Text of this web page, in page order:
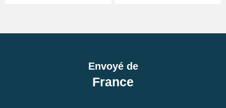
Envoyé de
France